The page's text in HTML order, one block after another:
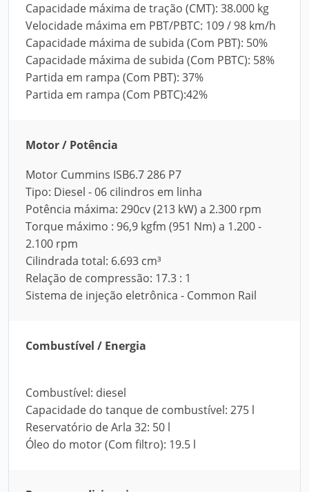
Capacidade máxima de tração (CMT): 38.000 kg
Velocidade máxima em PBT/PBTC: 109 / 98 km/h
Capacidade máxima de subida (Com PBT): 50%
Capacidade máxima de subida (Com PBTC): 58%
Partida em rampa (Com PBT): 37%
Partida em rampa (Com PBTC):42%
Motor / Potência
Motor Cummins ISB6.7 286 P7
Tipo: Diesel - 06 cilindros em linha
Potência máxima: 290cv (213 kW) a 2.300 rpm
Torque máximo : 96,9 kgfm (951 Nm) a 1.200 -
2.100 rpm
Cilindrada total: 6.693 cm³
Relação de compressão: 17.3 : 1
Sistema de injeção eletrônica - Common Rail
Combustível / Energia
Combustível: diesel
Capacidade do tanque de combustível: 275 l
Reservatório de Arla 32: 50 l
Óleo do motor (Com filtro): 19.5 l